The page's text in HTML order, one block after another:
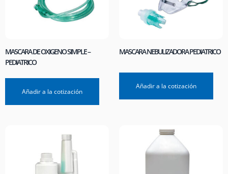
MASCARA DE OXIGENO SIMPLE –
PEDIATRICO
Añadir a la cotización
MASCARA NEBULIZADORA PEDIATRICO
Añadir a la cotización